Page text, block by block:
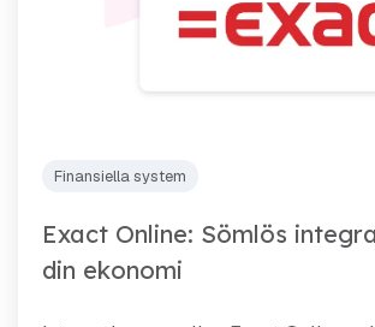
Finansiella system
Exact Online: Sömlös
din ekonomi